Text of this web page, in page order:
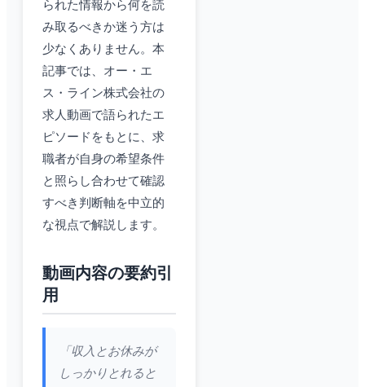
られた情報から何を読
み取るべきか迷う方は
少なくありません。本
記事では、オー・エ
ス・ライン株式会社の
求人動画で語られたエ
ピソードをもとに、求
職者が自身の希望条件
と照らし合わせて確認
すべき判断軸を中立的
な視点で解説します。
動画内容の要約引
用
「収入とお休みが
しっかりとれると